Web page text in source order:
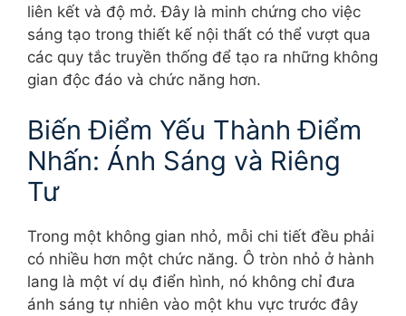
liên kết và độ mở. Đây là minh chứng cho việc
sáng tạo trong thiết kế nội thất có thể vượt qua
các quy tắc truyền thống để tạo ra những không
gian độc đáo và chức năng hơn.
Biến Điểm Yếu Thành Điểm
Nhấn: Ánh Sáng và Riêng
Tư
Trong một không gian nhỏ, mỗi chi tiết đều phải
có nhiều hơn một chức năng. Ô tròn nhỏ ở hành
lang là một ví dụ điển hình, nó không chỉ đưa
ánh sáng tự nhiên vào một khu vực trước đây